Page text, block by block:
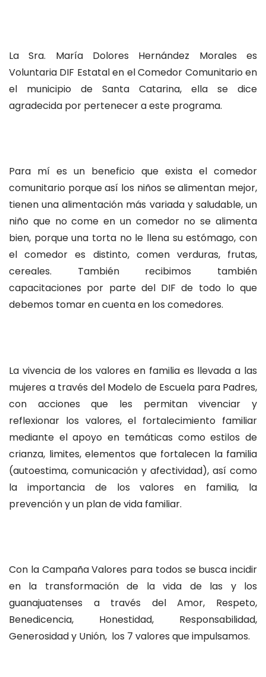
La Sra. María Dolores Hernández Morales es
Voluntaria DIF Estatal en el Comedor Comunitario en
el municipio de Santa Catarina, ella se dice
agradecida por pertenecer a este programa.
Para mí es un beneficio que exista el comedor
comunitario porque así los niños se alimentan mejor,
tienen una alimentación más variada y saludable, un
niño que no come en un comedor no se alimenta
bien, porque una torta no le llena su estómago, con
el comedor es distinto, comen verduras, frutas,
cereales. También recibimos también
capacitaciones por parte del DIF de todo lo que
debemos tomar en cuenta en los comedores.
La vivencia de los valores en familia es llevada a las
mujeres a través del Modelo de Escuela para Padres,
con acciones que les permitan vivenciar y
reflexionar los valores, el fortalecimiento familiar
mediante el apoyo en temáticas como estilos de
crianza, limites, elementos que fortalecen la familia
(autoestima, comunicación y afectividad), así como
la importancia de los valores en familia, la
prevención y un plan de vida familiar.
Con la Campaña Valores para todos se busca incidir
en la transformación de la vida de las y los
guanajuatenses a través del Amor, Respeto,
Benedicencia, Honestidad, Responsabilidad,
Generosidad y Unión, los 7 valores que impulsamos.